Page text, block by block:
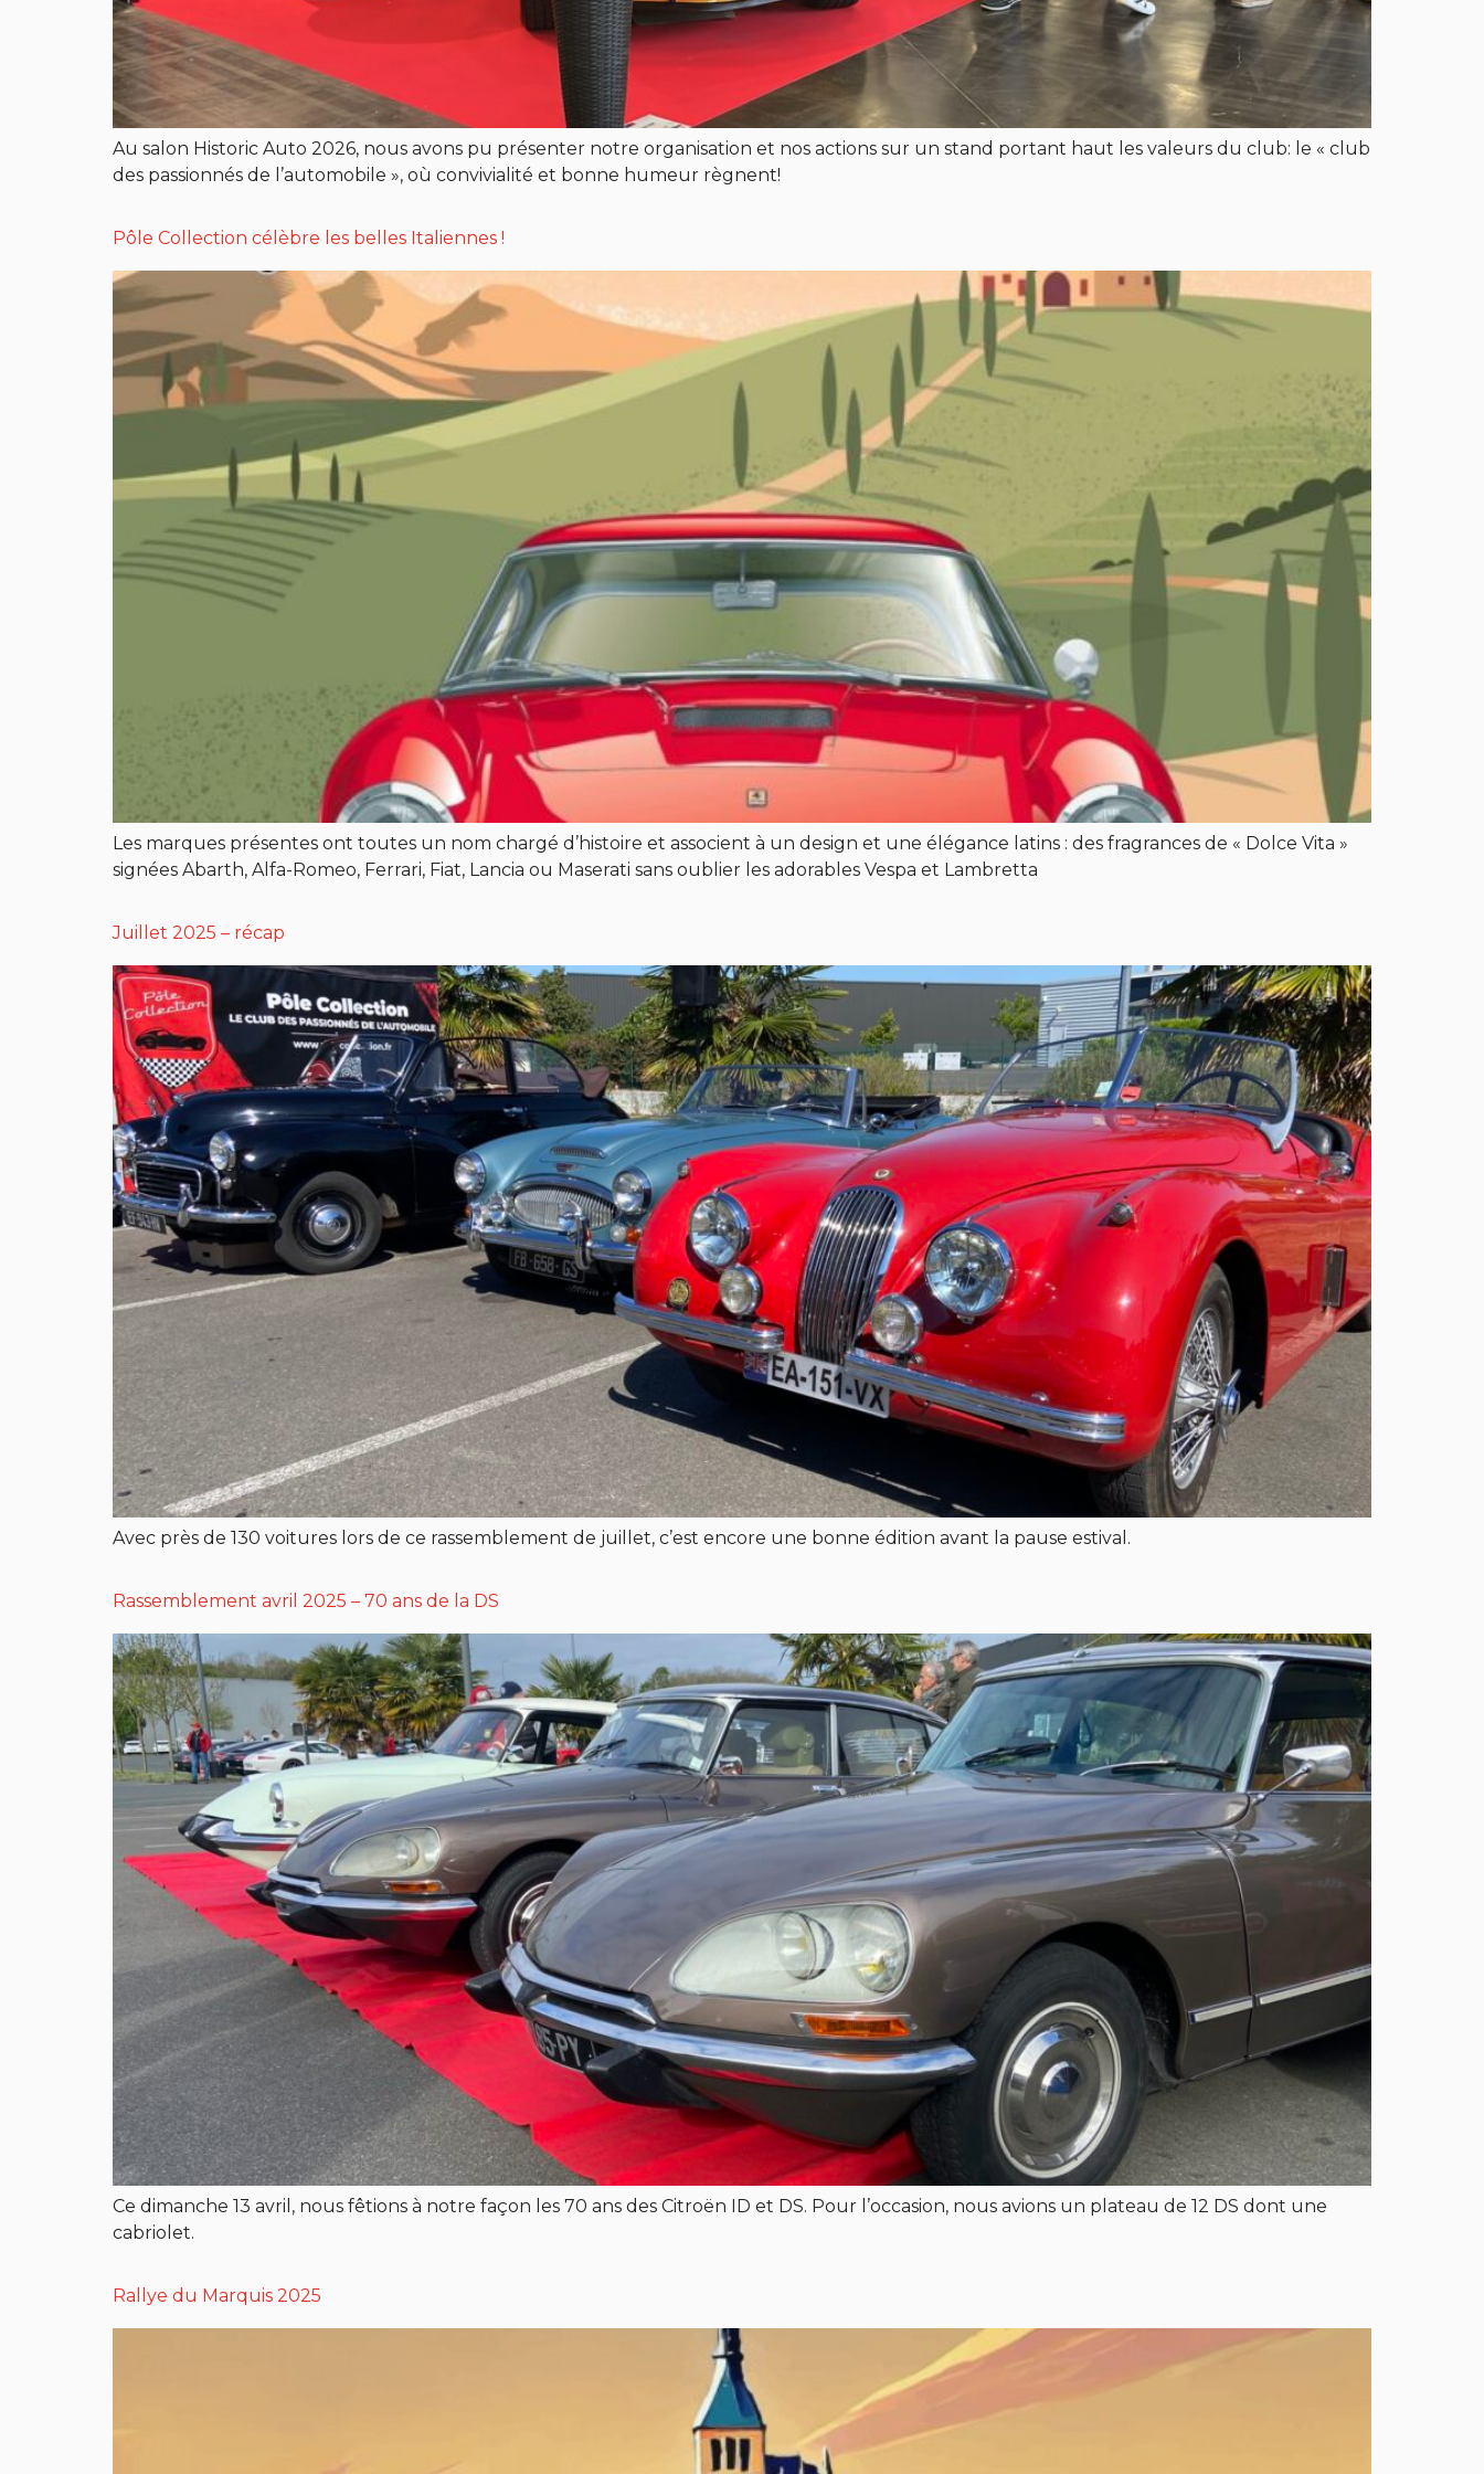
Au salon Historic Auto 2026, nous avons pu présenter notre organisation et nos actions sur un stand portant haut les valeurs du club: le « club
des passionnés de l’automobile », où convivialité et bonne humeur règnent!
Pôle Collection célèbre les belles Italiennes !
Les marques présentes ont toutes un nom chargé d’histoire et associent à un design et une élégance latins : des fragrances de « Dolce Vita »
signées Abarth, Alfa-Romeo, Ferrari, Fiat, Lancia ou Maserati sans oublier les adorables Vespa et Lambretta
Juillet 2025 – récap
Avec près de 130 voitures lors de ce rassemblement de juillet, c’est encore une bonne édition avant la pause estival.
Rassemblement avril 2025 – 70 ans de la DS
Ce dimanche 13 avril, nous fêtions à notre façon les 70 ans des Citroën ID et DS. Pour l’occasion, nous avions un plateau de 12 DS dont une
cabriolet.
Rallye du Marquis 2025